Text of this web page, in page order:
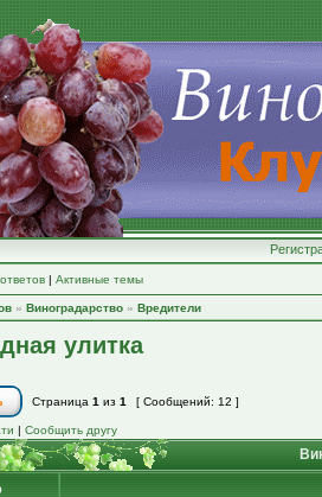
| Активные темы
» Виноградарство » Вредители
улитка
Страница 1 из 1 [ Сообщений: 12 ]
| Сообщить другу